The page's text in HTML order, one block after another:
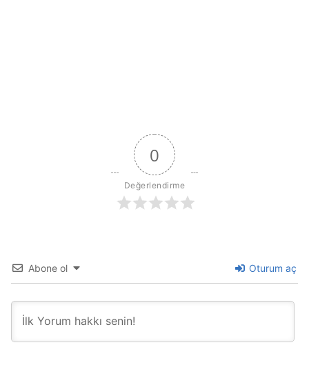
0
Değerlendirme
Abone ol Oturum aç